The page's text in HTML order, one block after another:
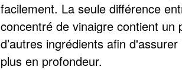
facilement. La seule différence
concentré de vinaigre contient un
d’autres ingrédients afin
plus en profondeur.